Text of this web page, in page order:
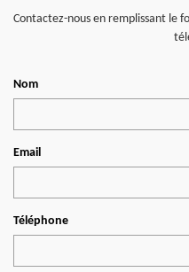
Contactez-nous en remplissant le
Nom
Email
Téléphone